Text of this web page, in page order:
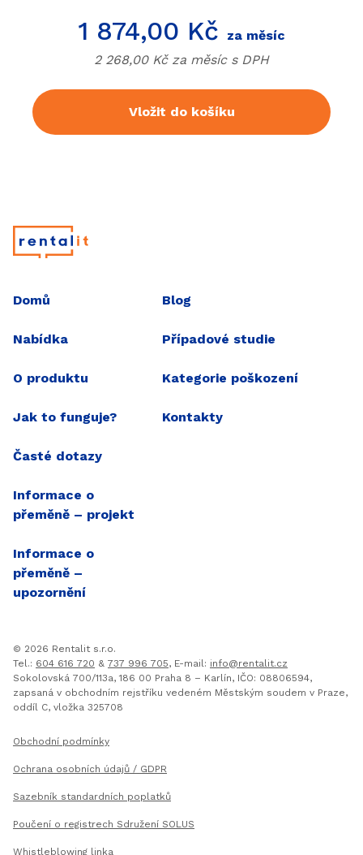
1 874,00 Kč
za měsíc
DPH2 268,00 Kč za měsíc s DPH
Vložit do košíku
Hlavní menu
Domů
Nabídka
O produktu
Jak to funguje?
Časté dotazy
Blog
Případové studie
Kategorie poškození
Kontakty
Projekt přeměny
Informace o
přeměně – projekt
Informace o
přeměně –
upozornění
© 2026 Rentalit s.r.o.
Tel.: 604 616 720 & 737 996 705, E-mail: info@rentalit.cz
Sokolovská 700/113a, 186 00 Praha 8 – Karlín, IČO: 08806594,
zapsaná v obchodním rejstříku vedeném Městským soudem v Praze,
oddíl C, vložka 325708
Užitečné dokumenty
Obchodní podmínky
Ochrana osobních údajů / GDPR
Sazebník standardních poplatků
Poučení o registrech Sdružení SOLUS
Whistleblowing linka